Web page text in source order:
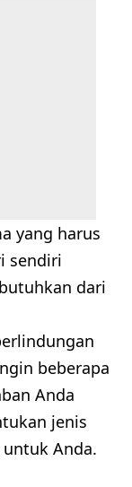
yang harus
sendiri
dari
beberapa
Anda
jenis
Anda.